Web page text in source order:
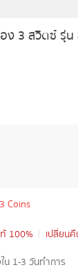
ง 3 สวิตซ์ รุ่
Coins
100% เปลี่ยน
น 1-3 วันทำการ